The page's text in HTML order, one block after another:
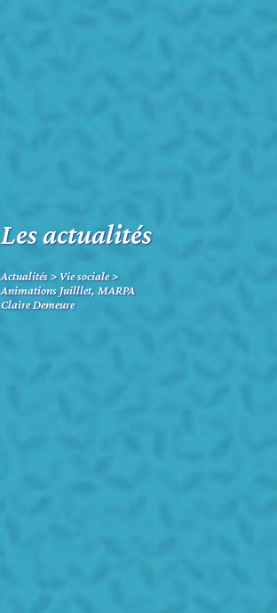
Les actualités
Actualités > Vie sociale>
Animations Juilllet, MARPA
Claire Demeure